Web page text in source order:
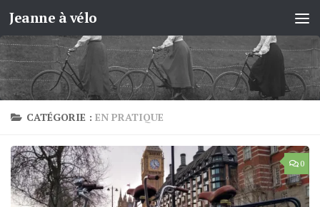
Skip to content
Jeanne à vélo
CATÉGORIE : EN PRATIQUE
0